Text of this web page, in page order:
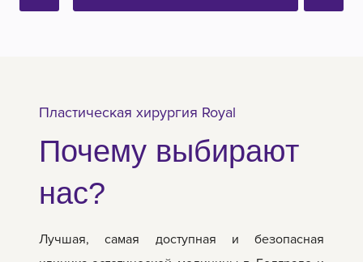
Пластическая хирургия Royal
Почему выбирают
нас?
Лучшая, самая доступная и безопасная